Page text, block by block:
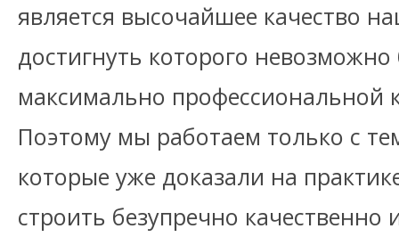
является высочайшее качество
достигнуть которого
максимально профессиональной
Поэтому мы работаем только с
которые уже доказали на
строить безупречно качественно